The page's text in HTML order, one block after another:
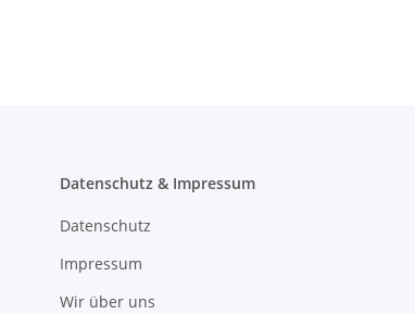
Datenschutz & Impressum
Datenschutz
Impressum
Wir über uns